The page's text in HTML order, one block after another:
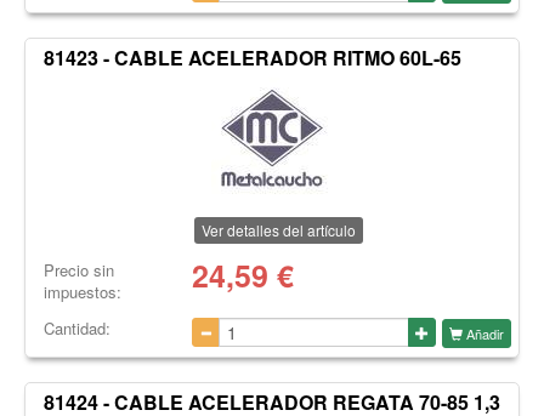
81423 - CABLE ACELERADOR RITMO 60L-65
Ver detalles del artículo
Precio sin
impuestos:
24,59 €
Cantidad: Añadir
81424 - CABLE ACELERADOR REGATA 70-85 1,3